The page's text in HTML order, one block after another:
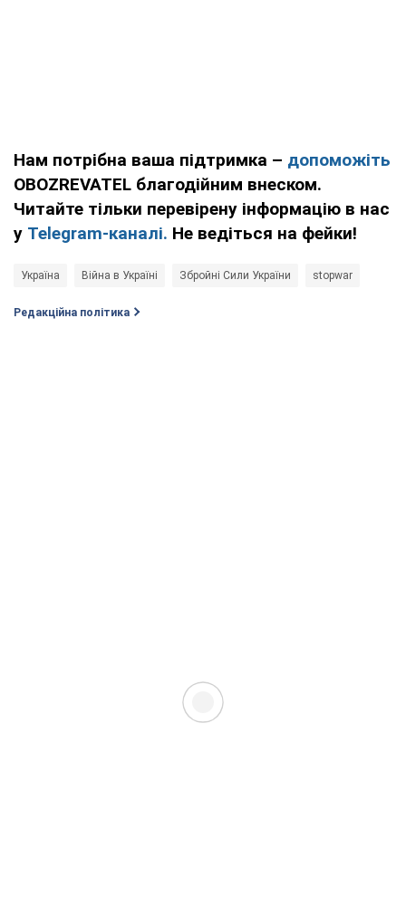
Нам потрібна ваша підтримка – допоможіть
OBOZREVATEL благодійним внеском.
Читайте тільки перевірену інформацію в нас
у Telegram-каналі. Не ведіться на фейки!
Україна Війна в Україні Збройні Сили України stopwar
Редакційна політика